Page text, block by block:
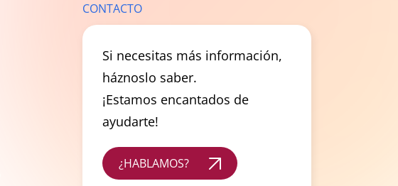
CONTACTO
Si necesitas más información,
háznoslo saber.
¡Estamos encantados de
ayudarte!
¿HABLAMOS?